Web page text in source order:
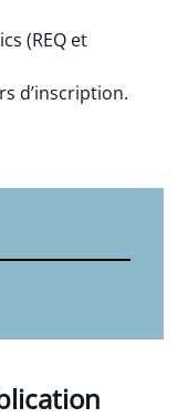
(REQ et
d’inscription.